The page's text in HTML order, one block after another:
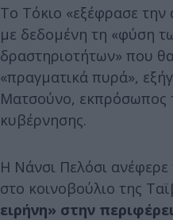
Το Τόκιο «εξέφρασε την
με δεδομένη τη «φύση
δραστηριοτήτων» που
«πραγματικά πυρά»,
Ματσούνο, εκπρόσωπος
κυβέρνησης.
Η Νάνσι Πελόσι ανέφερε
στο κοινοβούλιο της
ειρήνη» στην